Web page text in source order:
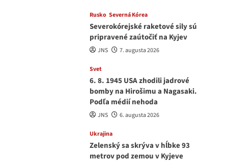
Rusko Severná Kórea
Severokórejské raketové sily sú
pripravené zaútočiť na Kyjev
JNS 7. augusta 2026
Svet
6. 8. 1945 USA zhodili jadrové
bomby na Hirošimu a Nagasaki.
Podľa médií nehoda
JNS 6. augusta 2026
Ukrajina
Zelenský sa skrýva v hĺbke 93
metrov pod zemou v Kyjeve